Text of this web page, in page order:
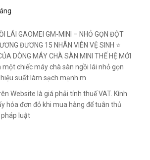
LÁI GAOMEI GM-MINI – NHỎ GỌN ĐỘT
ĐƯƠNG 15 NHÂN VIÊN VỆ SINH ⭐
DÒNG MÁY CHÀ SÀN MINI THẾ HỆ MỚI
một chiếc máy chà sàn ngồi lái nhỏ gọn
suất làm sạch mạnh m
Website là giá phải tính thuế VAT. Kính
hóa đơn đỏ khi mua hàng để tuân thủ
luật